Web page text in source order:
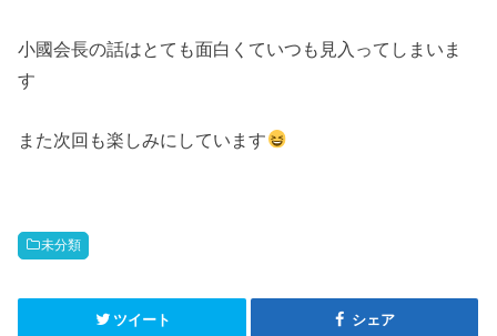
小國会長の話はとても面白くていつも見入ってしまいま
す
また次回も楽しみにしています
未分類
ツイート シェア